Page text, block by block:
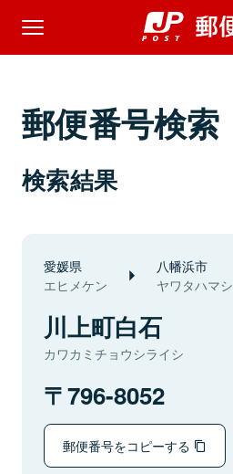
郵便番号検索
検索結果
愛媛県
エヒメケン
八幡浜市
ヤワタハマシ
川上町白石
カワカミチョウシライシ
796-8052
郵便番号をコピーする